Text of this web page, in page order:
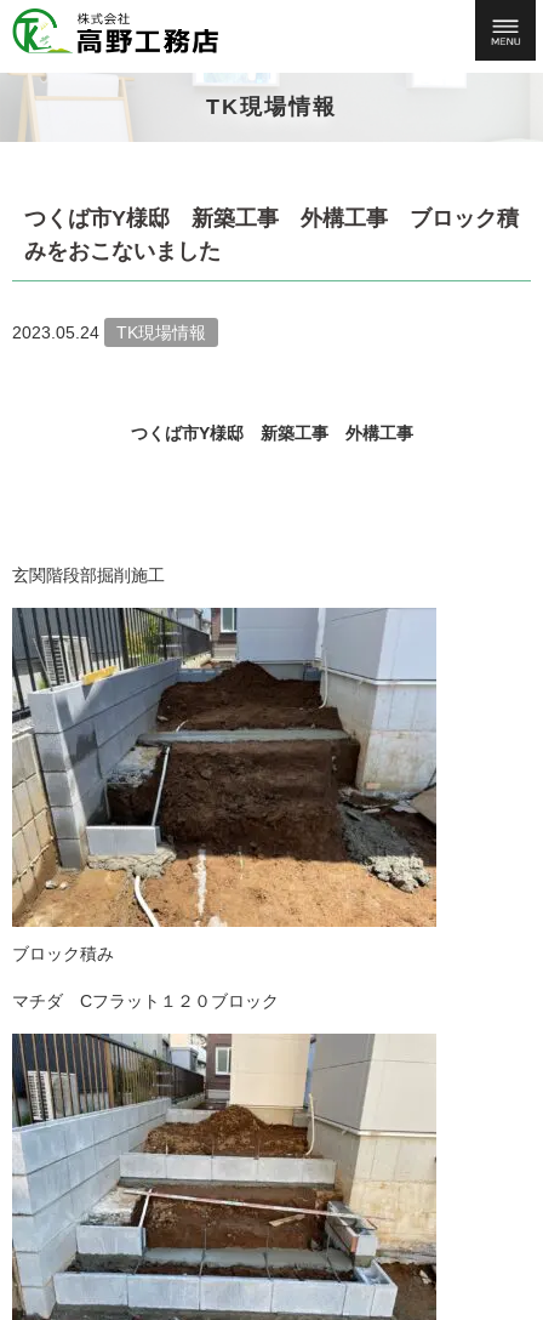
TK現場情報
つくば市Y様邸 新築工事 外構工事 ブロック積
みをおこないました
2023.05.24 TK現場情報
つくば市Y様邸 新築工事 外構工事
玄関階段部掘削施工
ブロック積み
マチダ Cフラット１２０ブロック